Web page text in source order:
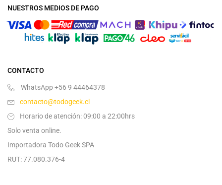
NUESTROS MEDIOS DE PAGO
CONTACTO
WhatsApp +56 9 44464378
contacto@todogeek.cl
Horario de atención: 09:00 a 22:00hrs
Solo venta online.
Importadora Todo Geek SPA
RUT: 77.080.376-4